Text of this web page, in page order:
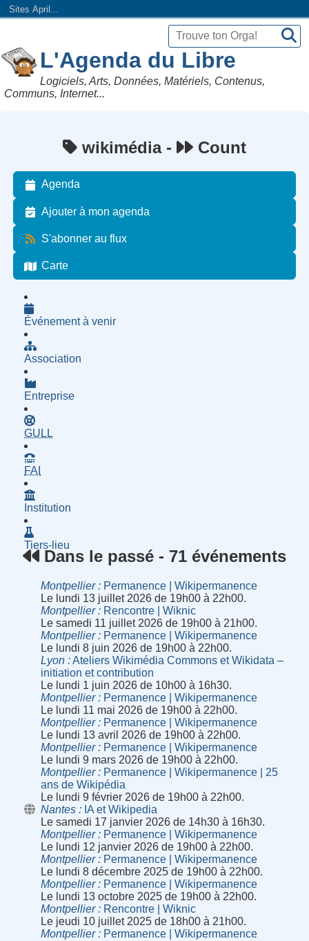
Sites April...
L'Agenda du Libre
Logiciels, Arts, Données, Matériels, Contenus,
Communs, Internet...
wikimédia - Count
Agenda
Ajouter à mon agenda
S'abonner au flux
Carte
Événement à venir
Association
Entreprise
GULL
FAI
Institution
Tiers-lieu
Dans le passé - 71 événements
Montpellier
Permanence | Wikipermanence
Le lundi 13 juillet 2026 de 19h00 à 22h00.
Montpellier
Rencontre | Wiknic
Le samedi 11 juillet 2026 de 19h00 à 21h00.
Montpellier
Permanence | Wikipermanence
Le lundi 8 juin 2026 de 19h00 à 22h00.
Lyon
Ateliers Wikimédia Commons et Wikidata –
initiation et contribution
Le lundi 1 juin 2026 de 10h00 à 16h30.
Montpellier
Permanence | Wikipermanence
Le lundi 11 mai 2026 de 19h00 à 22h00.
Montpellier
Permanence | Wikipermanence
Le lundi 13 avril 2026 de 19h00 à 22h00.
Montpellier
Permanence | Wikipermanence
Le lundi 9 mars 2026 de 19h00 à 22h00.
Montpellier
Permanence | Wikipermanence | 25
ans de Wikipédia
Le lundi 9 février 2026 de 19h00 à 22h00.
Nantes
IA et Wikipedia
Le samedi 17 janvier 2026 de 14h30 à 16h30.
Montpellier
Permanence | Wikipermanence
Le lundi 12 janvier 2026 de 19h00 à 22h00.
Montpellier
Permanence | Wikipermanence
Le lundi 8 décembre 2025 de 19h00 à 22h00.
Montpellier
Permanence | Wikipermanence
Le lundi 13 octobre 2025 de 19h00 à 22h00.
Montpellier
Rencontre | Wiknic
Le jeudi 10 juillet 2025 de 18h00 à 21h00.
Montpellier
Permanence | Wikipermanence